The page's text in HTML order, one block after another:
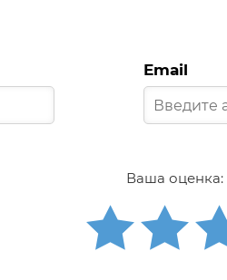
Email
Ваша оценка: